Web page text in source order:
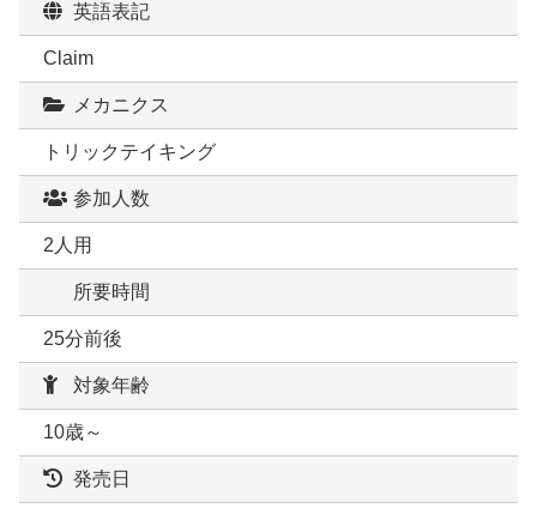
英語表記
Claim
メカニクス
トリックテイキング
参加人数
2人用
所要時間
25分前後
対象年齢
10歳～
発売日